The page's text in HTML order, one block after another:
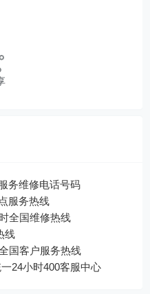
务维修电话号码
服务热线
全国维修热线
线
国客户服务热线
24小时400客服中心